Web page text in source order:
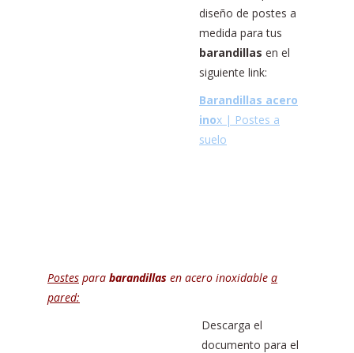
diseño de postes a
medida para tus
barandillas en el
siguiente link:
Barandillas acero
inox | Postes a
suelo
Postes para barandillas en acero inoxidable a
pared:
Descarga el
documento para el